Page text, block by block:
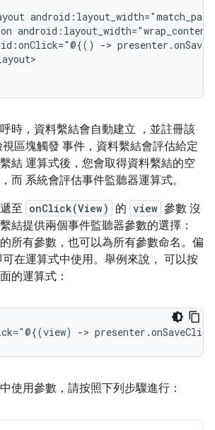
->
時，資料繫結會自動建立 ，並註冊該
區塊觸發 事件，資料繫結會評估給定
結 運算式後，您會取得資料繫結的空
而 系統會評估事件監聽器運算式。
至 onClick(View) 的 view 參數 沒
結提供兩個事件監聽器參數的選擇：
所有參數，也可以為所有參數命名。偏
在運算式中使用。舉例來說， 可以按
的運算式：
->
使用參數，請按照下列步驟進行：